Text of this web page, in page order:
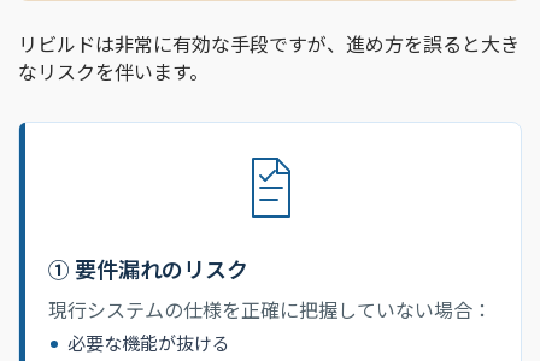
リビルドは非常に有効な手段ですが、進め方を誤ると大き
なリスクを伴います。
① 要件漏れのリスク
現行システムの仕様を正確に把握していない場合：
必要な機能が抜ける